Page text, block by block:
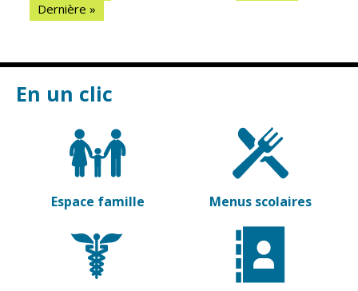
Dernière »
En un clic
Espace famille Menus scolaires